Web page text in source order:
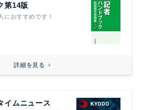
第14版
におすすめです！
詳細を見る
イムニュース